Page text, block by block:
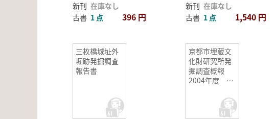
新刊 在庫なし
古書 1 点 396 円
新刊 在庫なし
古書 1 点 1,540 円
三枚橋城址外
堀跡発掘調査
報告書
京都市埋蔵文
化財研究所発
掘調査概報
2004年度 セ